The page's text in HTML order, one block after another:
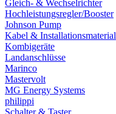
Gleich- & Wechselrichter
Hochleistungsregler/Booster
Johnson Pump
Kabel & Installationsmaterial
Kombigeräte
Landanschlüsse
Marinco
Mastervolt
MG Energy Systems
philippi
Schalter & Taster